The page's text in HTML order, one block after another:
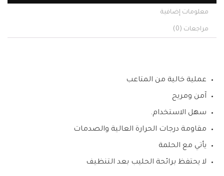
معلومات إضافية
مراجعات (0)
عملية خالية من المتاعب
آمن ومريح
سهل الاستخدام.
مقاومة درجات الحرارة العالية والصدمات
يأتي مع الحلمة
لا يحتفظ برائحة الحليب بعد التنظيف